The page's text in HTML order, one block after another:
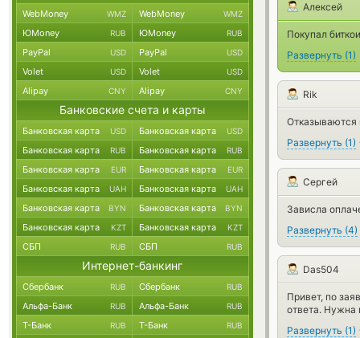
Алексей
Покупал
Развернуть (1)
Rik
Отказываются
Развернуть (1)
Сергей
Зависла
Развернуть (4)
Das504
Привет, по
ответа.
Развернуть (1)
WebMoney WMZ WebMoney WMZ
ЮMoney RUB ЮMoney RUB
PayPal USD PayPal USD
Volet USD Volet USD
Alipay CNY Alipay CNY
Банковские счета и карты
Банковская карта USD Банковская карта USD
Банковская карта RUB Банковская карта RUB
Банковская карта EUR Банковская карта EUR
Банковская карта UAH Банковская карта UAH
Банковская карта BYN Банковская карта BYN
Банковская карта KZT Банковская карта KZT
СБП RUB СБП RUB
Интернет-банкинг
Сбербанк RUB Сбербанк RUB
Альфа-Банк RUB Альфа-Банк RUB
Т-Банк RUB Т-Банк RUB